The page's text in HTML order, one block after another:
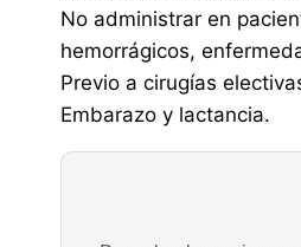
No administrar en
hemorrágicos,
Previo a cirugías
Embarazo y lactancia.